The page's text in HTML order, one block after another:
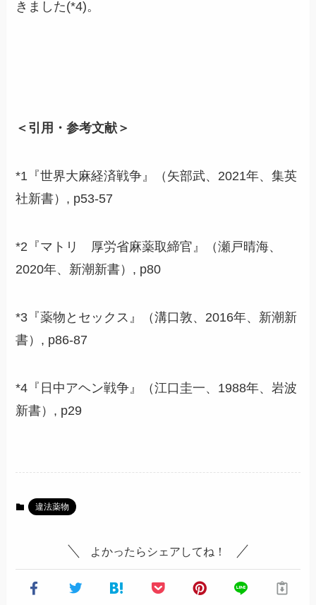
きました(*4)。
＜引用・参考文献＞
*1『世界大麻経済戦争』（矢部武、2021年、集英
社新書）, p53-57
*2『マトリ 厚労省麻薬取締官』（瀬戸晴海、
2020年、新潮新書）, p80
*3『薬物とセックス』（溝口敦、2016年、新潮新
書）, p86-87
*4『日中アヘン戦争』（江口圭一、1988年、岩波
新書）, p29
違法薬物
よかったらシェアしてね！